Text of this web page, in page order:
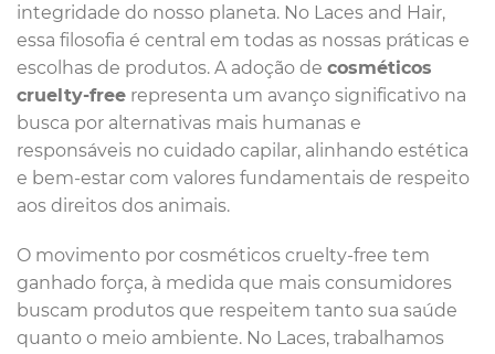
integridade do nosso planeta. No Laces and Hair,
essa filosofia é central em todas as nossas práticas e
escolhas de produtos. A adoção de cosméticos
cruelty-free representa um avanço significativo na
busca por alternativas mais humanas e
responsáveis no cuidado capilar, alinhando estética
e bem-estar com valores fundamentais de respeito
aos direitos dos animais.
O movimento por cosméticos cruelty-free tem
ganhado força, à medida que mais consumidores
buscam produtos que respeitem tanto sua saúde
quanto o meio ambiente. No Laces, trabalhamos